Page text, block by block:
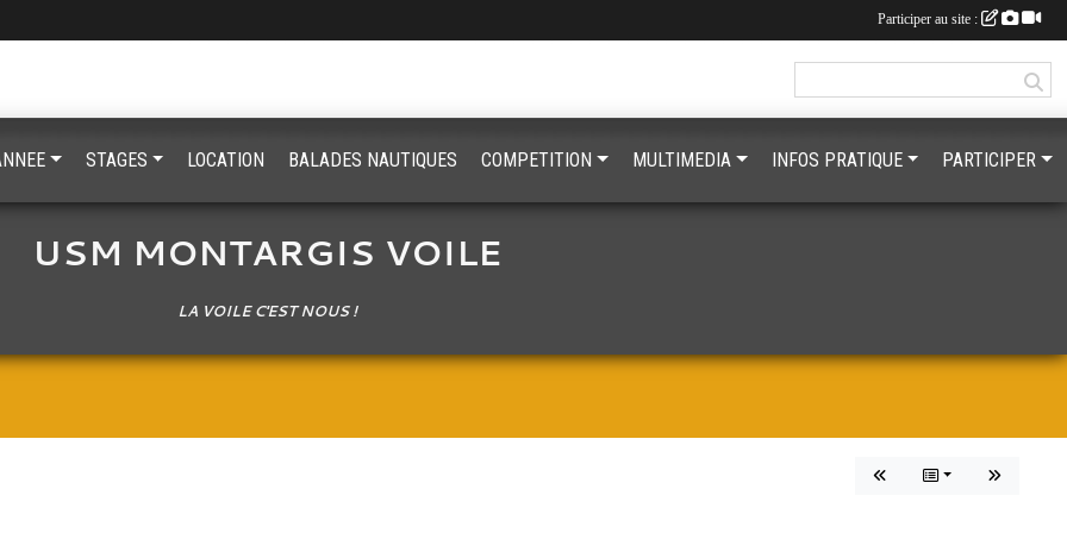
USM MONTARGIS VOILE
LA VOILE C'EST NOUS !
STAGES LOCATION BALADES NAUTIQUES COMPETITION MULTIMEDIA INFOS PRATIQUE PARTICIPER
Participer au site :